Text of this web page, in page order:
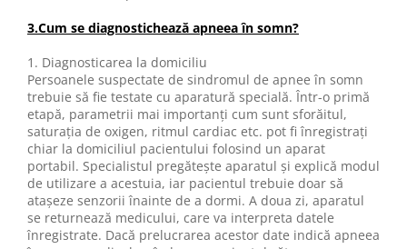
3.Cum se diagnostichează apneea în somn?
1. Diagnosticarea la domiciliu
Persoanele suspectate de sindromul de apnee în somn
trebuie să fie testate cu aparatură specială. Într-o primă
etapă, parametrii mai importanţi cum sunt sforăitul,
saturaţia de oxigen, ritmul cardiac etc. pot fi înregistraţi
chiar la domiciliul pacientului folosind un aparat
portabil. Specialistul pregăteşte aparatul şi explică modul
de utilizare a acestuia, iar pacientul trebuie doar să
ataşeze senzorii înainte de a dormi. A doua zi, aparatul
se returnează medicului, care va interpreta datele
înregistrate. Dacă prelucrarea acestor date indică apneea